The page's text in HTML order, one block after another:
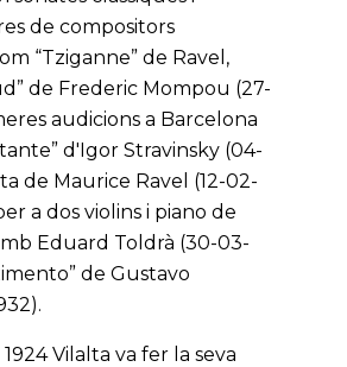
de compositors
“Tziganne” de Ravel,
de Frederic Mompou (27-
audicions a Barcelona
d'Igor Stravinsky (04-
de Maurice Ravel (12-02-
a dos violins i piano de
Eduard Toldrà (30-03-
de Gustavo
Vilalta va fer la seva